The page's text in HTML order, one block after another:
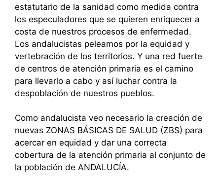
estatutario de la sanidad como medida contra
los especuladores que se quieren enriquecer a
costa de nuestros procesos de enfermedad.
Los andalucistas peleamos por la equidad y
vertebración de los territorios. Y una red fuerte
de centros de atención primaria es el camino
para llevarlo a cabo y así luchar contra la
despoblación de nuestros pueblos.
Como andalucista veo necesario la creación de
nuevas ZONAS BÁSICAS DE SALUD (ZBS) para
acercar en equidad y dar una correcta
cobertura de la atención primaria al conjunto de
la población de ANDALUCÍA.